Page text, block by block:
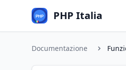
PHP Italia
Documentazione